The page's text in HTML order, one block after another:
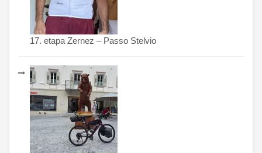
17. etapa Zernez – Passo Stelvio